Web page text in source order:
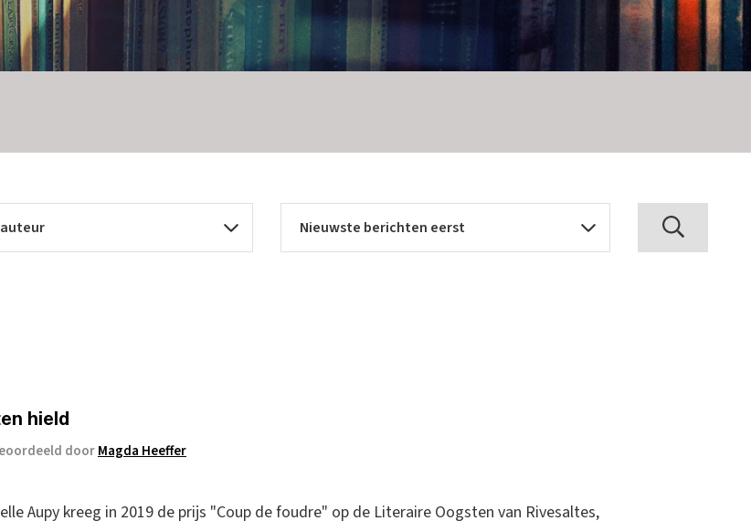
hield
doorMagda Heeffer
Aupy kreeg in 2019 de prijs "Coup de foudre" op de Literaire Oogsten van Rivesaltes,